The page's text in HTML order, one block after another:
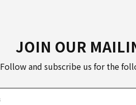
JOIN OUR
Follow and subscribe us for the